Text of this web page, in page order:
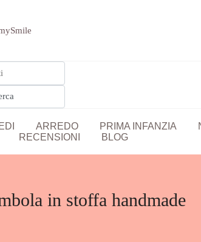
ARREDO PRIMA INFANZIA
RECENSIONI BLOG
in stoffa handmade